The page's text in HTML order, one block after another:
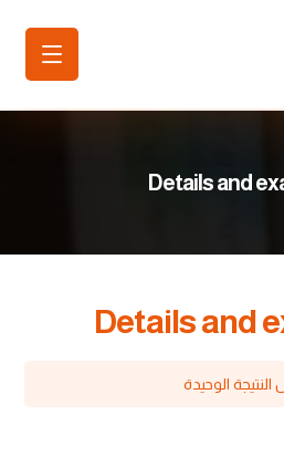
Details and
Details and
الوحيدة